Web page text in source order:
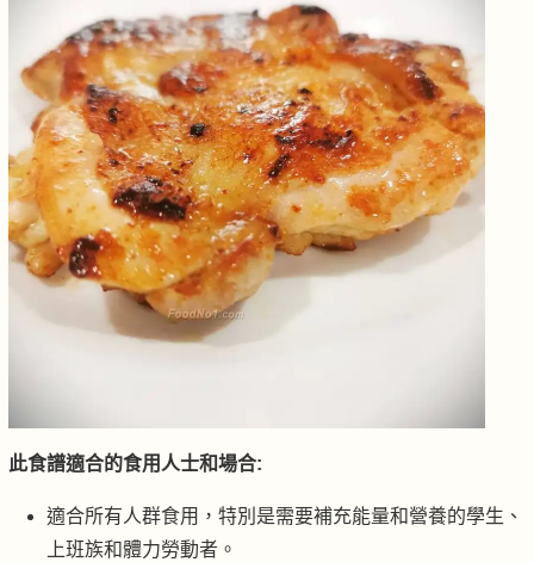
此食譜適合的食用人士和場合:
適合所有人群食用，特別是需要補充能量和營養的學生、
上班族和體力勞動者。